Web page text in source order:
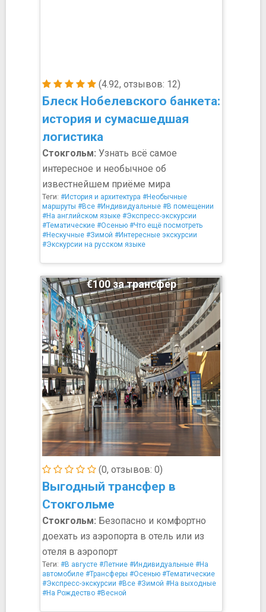
(4.92, отзывов: 12)
Блеск Нобелевского банкета:
история и сумасшедшая
логистика
Стокгольм: Узнать всё самое
интересное и необычное об
известнейшем приёме мира
Теги: #История и архитектура #Необычные
маршруты #Все #Индивидуальные #В помещении
#На английском языке #Экспресс-экскурсии
#Тематические #Осенью #Что ещё посмотреть
#Нескучные #Зимой #Интересные экскурсии
#Экскурсии на русском языке
(0, отзывов: 0)
Выгодный трансфер в
Стокгольме
€100 за трансфер
Стокгольм: Безопасно и комфортно
доехать из аэропорта в отель или из
отеля в аэропорт
Теги: #В августе #Летние #Индивидуальные #На
автомобиле #Трансферы #Осенью #Тематические
#Экспресс-экскурсии #Все #Зимой #На выходные
#На Рождество #Весной